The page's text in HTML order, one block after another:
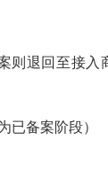
则退回至接
已备案阶段）